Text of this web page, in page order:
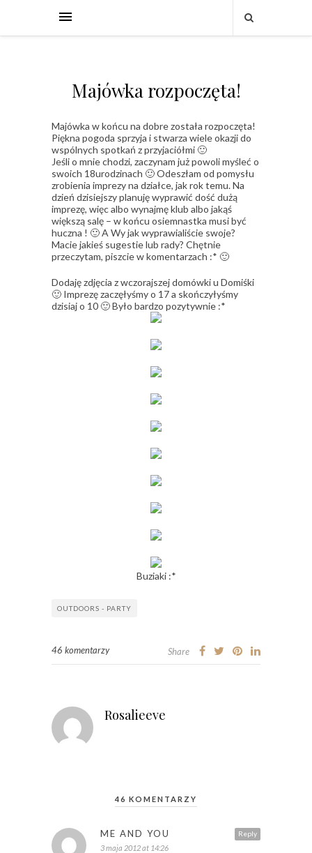
Majówka rozpoczęta!
Majówka w końcu na dobre została rozpoczęta!
Piękna pogoda sprzyja i stwarza wiele okazji do
wspólnych spotkań z przyjaciółmi 🙂
Jeśli o mnie chodzi, zaczynam już powoli myśleć o
swoich 18urodzinach 🙂 Odeszłam od pomysłu
zrobienia imprezy na działce, jak rok temu. Na
dzień dzisiejszy planuję wyprawić dość dużą
imprezę, więc albo wynajmę klub albo jakąś
większą salę – w końcu osiemnastka musi być
huczna ! 🙂 A Wy jak wyprawialiście swoje?
Macie jakieś sugestie lub rady? Chętnie
przeczytam, piszcie w komentarzach :* 🙂
Dodaję zdjęcia z wczorajszej domówki u Domiśki
🙂 Imprezę zaczęłyśmy o 17 a skończyłyśmy
dzisiaj o 10 🙂 Było bardzo pozytywnie :*
Buziaki :*
OUTDOORS - PARTY
46 komentarzy Share
Rosalieeve
46 KOMENTARZY
Reply
ME AND YOU
3 maja 2012 at 14:26